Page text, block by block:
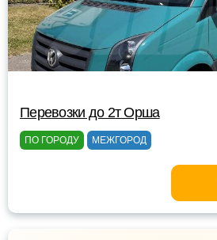
Перевозки до 2т Орша
ПО ГОРОДУ МЕЖГОРОД